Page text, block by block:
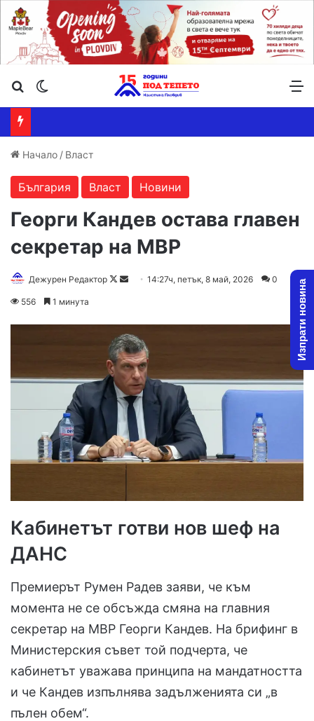
Търсене ...
Начало / Власт
България Власт Новини
Георги Кандев остава главен
секретар на МВР
Дежурен Редактор
Follow
Send14:27ч, петък, 8 май, 2026 0
556 1 минута
Кабинетът готви нов шеф на
ДАНС
Премиерът Румен Радев заяви, че към
момента не се обсъжда смяна на главния
секретар на МВР Георги Кандев. На брифинг в
Министерския съвет той подчерта, че
кабинетът уважава принципа на мандатността
и че Кандев изпълнява задълженията си „в
пълен обем“.
Изпрати новина